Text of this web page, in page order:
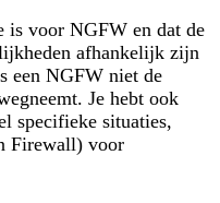
is voor NGFW en dat de
afhankelijk zijn
een NGFW niet de
Je hebt ook
specifieke situaties,
Firewall) voor